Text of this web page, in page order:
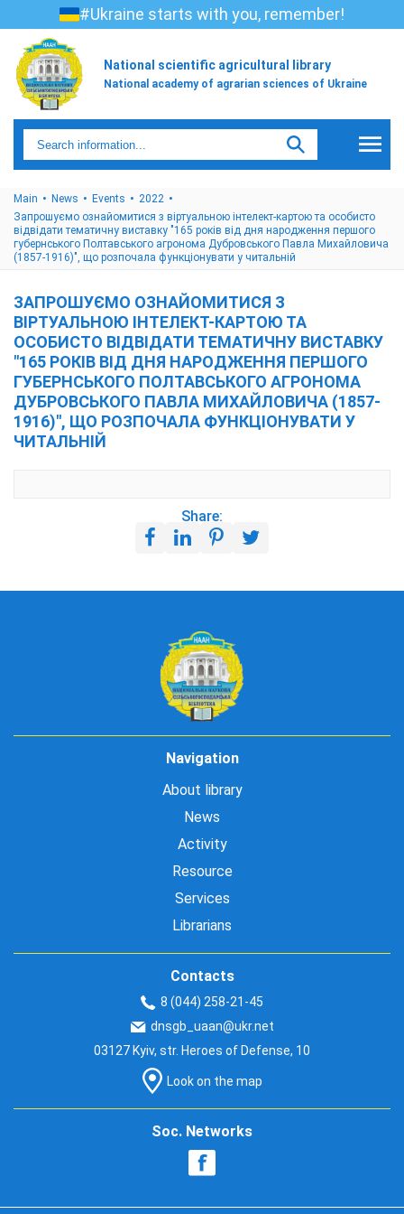
#Ukraine starts with you, remember!
National scientific agricultural library
National academy of agrarian sciences of Ukraine
Main News Events
2022
Запрошуємо ознайомитися з віртуальною інтелект-картою та особисто
відвідати тематичну виставку "165 років від дня народження першого
губернського Полтавського агронома Дубровського Павла Михайловича
(1857-1916)", що розпочала функціонувати у читальній
ЗАПРОШУЄМО ОЗНАЙОМИТИСЯ З
ВІРТУАЛЬНОЮ ІНТЕЛЕКТ-КАРТОЮ ТА
ОСОБИСТО ВІДВІДАТИ ТЕМАТИЧНУ ВИСТАВКУ
"165 РОКІВ ВІД ДНЯ НАРОДЖЕННЯ ПЕРШОГО
ГУБЕРНСЬКОГО ПОЛТАВСЬКОГО АГРОНОМА
ДУБРОВСЬКОГО ПАВЛА МИХАЙЛОВИЧА (1857-
1916)", ЩО РОЗПОЧАЛА ФУНКЦІОНУВАТИ У
ЧИТАЛЬНІЙ
Share:
Navigation
About library
News
Activity
Resource
Services
Librarians
Contacts
8 (044) 258-21-45
dnsgb_uaan@ukr.net
03127 Kyiv, str. Heroes of Defense, 10
Look on the map
Soc. Networks